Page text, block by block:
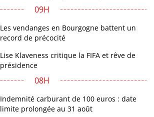
09H
Les vendanges en Bourgogne battent un
record de précocité
Lise Klaveness critique la FIFA et rêve de
présidence
08H
Indemnité carburant de 100 euros : date
limite prolongée au 31 août